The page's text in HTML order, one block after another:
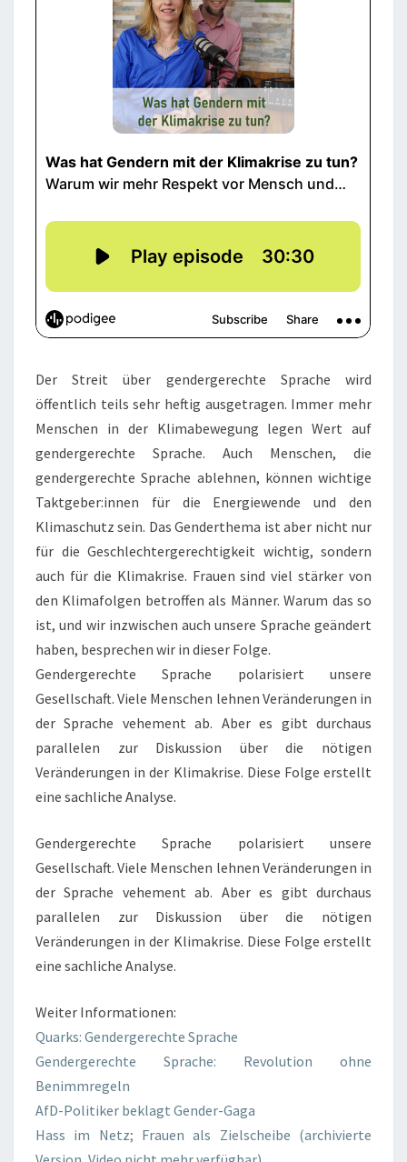
Der Streit über gendergerechte Sprache wird
öffentlich teils sehr heftig ausgetragen. Immer mehr
Menschen in der Klimabewegung legen Wert auf
gendergerechte Sprache. Auch Menschen, die
gendergerechte Sprache ablehnen, können wichtige
Taktgeber:innen für die Energiewende und den
Klimaschutz sein. Das Genderthema ist aber nicht nur
für die Geschlechtergerechtigkeit wichtig, sondern
auch für die Klimakrise. Frauen sind viel stärker von
den Klimafolgen betroffen als Männer. Warum das so
ist, und wir inzwischen auch unsere Sprache geändert
haben, besprechen wir in dieser Folge.
Gendergerechte Sprache polarisiert unsere
Gesellschaft. Viele Menschen lehnen Veränderungen in
der Sprache vehement ab. Aber es gibt durchaus
parallelen zur Diskussion über die nötigen
Veränderungen in der Klimakrise. Diese Folge erstellt
eine sachliche Analyse.
Gendergerechte Sprache polarisiert unsere
Gesellschaft. Viele Menschen lehnen Veränderungen in
der Sprache vehement ab. Aber es gibt durchaus
parallelen zur Diskussion über die nötigen
Veränderungen in der Klimakrise. Diese Folge erstellt
eine sachliche Analyse.
Weiter Informationen:
Quarks: Gendergerechte Sprache
Gendergerechte Sprache: Revolution ohne
Benimmregeln
AfD-Politiker beklagt Gender-Gaga
Hass im Netz; Frauen als Zielscheibe (archivierte